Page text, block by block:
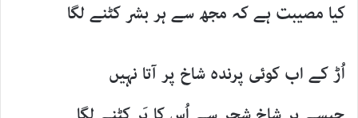
کیا مصیبت ہے کہ مجھ سے ہر بشر کٹنے لگا
اُڑ کے اب کوئی پرندہ شاخ پر آتا نہیں